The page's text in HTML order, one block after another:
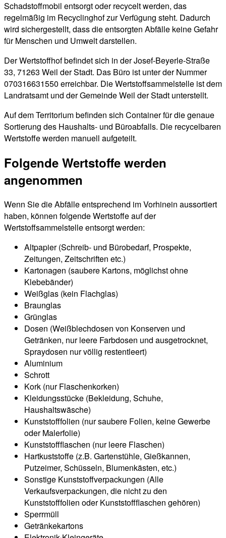
Schadstoffmobil entsorgt oder recycelt werden, das
regelmäßig im Recyclinghof zur Verfügung steht. Dadurch
wird sichergestellt, dass die entsorgten Abfälle keine Gefahr
für Menschen und Umwelt darstellen.
Der Wertstoffhof befindet sich in der Josef-Beyerle-Straße
33, 71263 Weil der Stadt. Das Büro ist unter der Nummer
070316631550 erreichbar. Die Wertstoffsammelstelle ist dem
Landratsamt und der Gemeinde Weil der Stadt unterstellt.
Auf dem Territorium befinden sich Container für die genaue
Sortierung des Haushalts- und Büroabfalls. Die recycelbaren
Wertstoffe werden manuell aufgeteilt.
Folgende Wertstoffe werden
angenommen
Wenn Sie die Abfälle entsprechend im Vorhinein aussortiert
haben, können folgende Wertstoffe auf der
Wertstoffsammelstelle entsorgt werden:
Altpapier (Schreib- und Bürobedarf, Prospekte,
Zeitungen, Zeitschriften etc.)
Kartonagen (saubere Kartons, möglichst ohne
Klebebänder)
Weißglas (kein Flachglas)
Braunglas
Grünglas
Dosen (Weißblechdosen von Konserven und
Getränken, nur leere Farbdosen und ausgetrocknet,
Spraydosen nur völlig restentleert)
Aluminium
Schrott
Kork (nur Flaschenkorken)
Kleidungsstücke (Bekleidung, Schuhe,
Haushaltswäsche)
Kunststofffolien (nur saubere Folien, keine Gewerbe
oder Malerfolie)
Kunststoffflaschen (nur leere Flaschen)
Hartkuststoffe (z.B. Gartenstühle, Gießkannen,
Putzeimer, Schüsseln, Blumenkästen, etc.)
Sonstige Kunststoffverpackungen (Alle
Verkaufsverpackungen, die nicht zu den
Kunststofffolien oder Kunststoffflaschen gehören)
Sperrmüll
Getränkekartons